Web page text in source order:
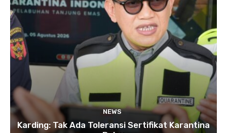
NEWS
Karding: Tak Ada Toleransi Sertifikat Karantina